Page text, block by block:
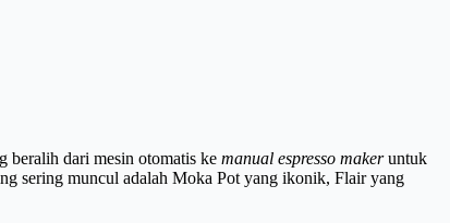
beralih dari mesin otomatis ke manual espresso makeruntuk
sering muncul adalah Moka Pot yang ikonik, Flair yang